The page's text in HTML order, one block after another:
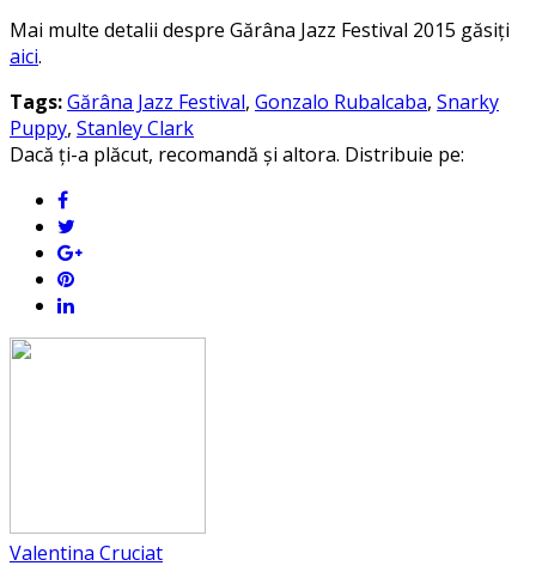
Mai multe detalii despre Gărâna Jazz Festival 2015 găsiți
aici.
Tags:Gărâna Jazz Festival, Gonzalo Rubalcaba, Snarky
Puppy, Stanley Clark
Dacă ți-a plăcut, recomandă și altora. Distribuie pe:
Valentina Cruciat